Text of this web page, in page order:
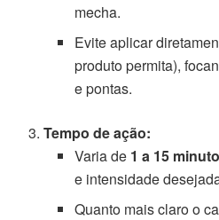
mecha.
Evite aplicar
produto permita),
e pontas.
Tempo de ação:
Varia de 1 a 15
e intensidade
Quanto mais claro o